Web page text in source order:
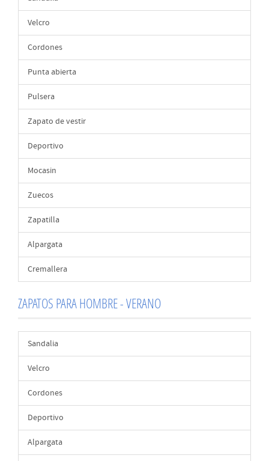
Velcro
Cordones
Punta abierta
Pulsera
Zapato de vestir
Deportivo
Mocasin
Zuecos
Zapatilla
Alpargata
Cremallera
ZAPATOS PARA HOMBRE - VERANO
Sandalia
Velcro
Cordones
Deportivo
Alpargata